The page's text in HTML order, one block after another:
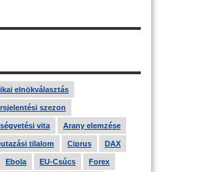
elnökválasztás
szezon
vita Arany elemzése
tilalom Ciprus DAX
Ebola EU-Csúcs Forex